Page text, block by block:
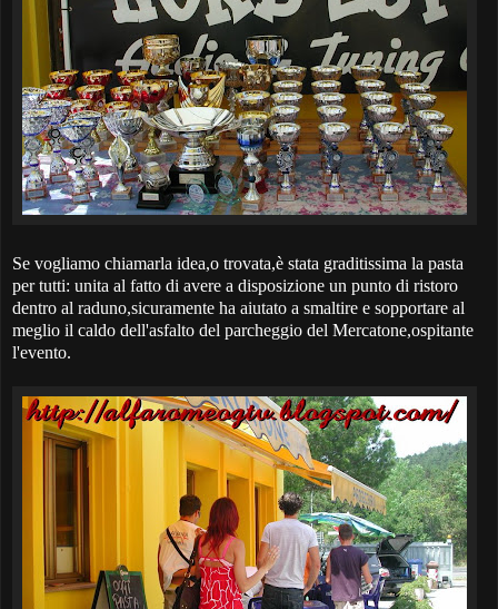
Se vogliamo chiamarla idea,o trovata,è stata graditissima la pasta
per tutti: unita al fatto di avere a disposizione un punto di ristoro
dentro al raduno,sicuramente ha aiutato a smaltire e sopportare al
meglio il caldo dell'asfalto del parcheggio del Mercatone,ospitante
l'evento.